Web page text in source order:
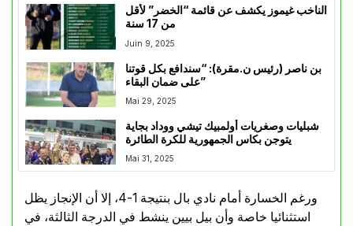
الناخب غيموز يكشف عن قائمة “الخضر” لأقل
من 17 سنة
Juin 9, 2025
بن ناصر (رئيس ن.مقرة): “سندافع بكل قوتنا
على ضمان البقاء”
Mai 29, 2025
شبليات وصغريات أولمبيك تيشي ووداد بجاية
يتوجن بكاس الجمهورية للكرة الطائرة
Mai 31, 2025
ورغم الخسارة أمام نادي بال بنتيجة 1-4، إلا أن الإنجاز يظل
استثنائيا خاصة وأن بيل بيين ينشط في الدرجة الثالثة، في